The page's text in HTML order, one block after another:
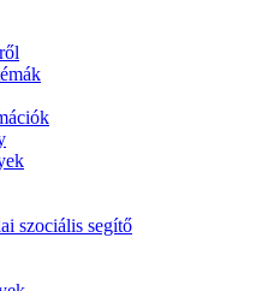
szociális segítő